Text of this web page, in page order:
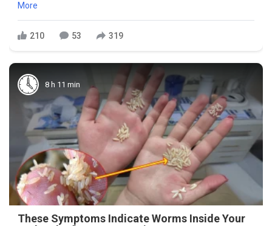
More
210 53 319
8 h 11 min
These Symptoms Indicate Worms Inside Your